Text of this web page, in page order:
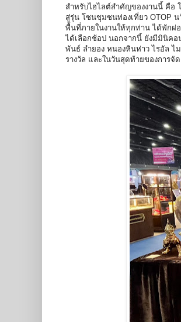
สำหรับไฮไลต์สำคัญของงานนี้ คือ
สู่รุ่น โซนชุมซนท่องเที่ยว OTOP
พื้นที่ภายในงานให้ทุกท่าน ได้พัก
ได้เลือกช้อป นอกจากนี้ ยังมีมินิคอ
พันธ์ ลำยอง หนองหินห่าว ไรอัล ไ
รางวัล และในวันสุดท้ายของการจั